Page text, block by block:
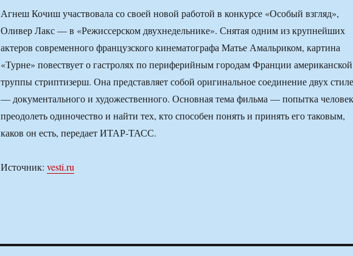
Агнеш Кочиш участвовала со своей новой работой в конкурсе «Особый взгляд»,
Оливер Лакс — в «Режиссерском двухнедельнике». Снятая одним из крупнейших
актеров современного французского кинематографа Матье Амальриком, картина
«Турне» повествует о гастролях по периферийным городам Франции американской
труппы стриптизерш. Она представляет собой оригинальное соединение двух
— документального и художественного. Основная тема фильма — попытка
преодолеть одиночество и найти тех, кто способен понять и принять его таковым,
каков он есть, передает ИТАР-ТАСС.
Источник: vesti.ru